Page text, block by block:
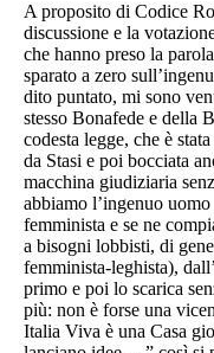
A proposito di Codice
discussione e la
che hanno preso la
sparato a zero
dito puntato, mi sono
stesso Bonafede e della
codesta legge, che è
da Stasi e poi bocciata
macchina giudiziaria
abbiamo l’ingenuo
femminista e se ne
a bisogni lobbisti, di
femminista-leghista),
primo e poi lo scarica
più: non è forse una
Italia Viva è una Casa